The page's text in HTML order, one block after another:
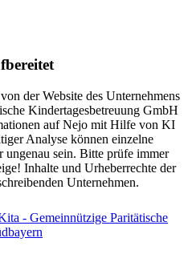
der Website des Unternehmens
Kindertagesbetreuung GmbH
auf Nejo mit Hilfe von KI
Analyse können einzelne
sein. Bitte prüfe immer
Inhalte und Urheberrechte der
Unternehmen.
- Gemeinnützige Paritätische